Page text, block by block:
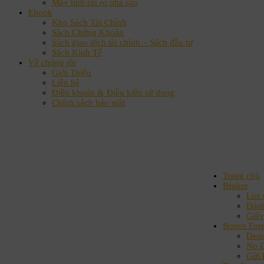
Máy tính rủi ro phá sản
Ebook
Kho Sách Tài Chính
Sách Chứng Khoán
Sách giao dịch tài chính – Sách đầu tư
Sách Kinh Tế
Về chúng tôi
Giới Thiệu
Liên hệ
Điều khoản & Điều kiện sử dụng
Chính sách bảo mật
Trang chủ
Broker
List
Bonus
No
Gửi